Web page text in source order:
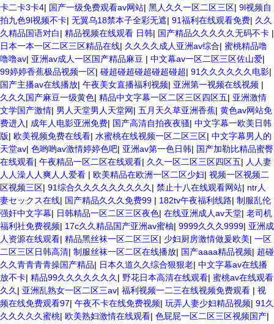
卡二卡3卡4| 国产一级免费观看av网站| 黑人久久一区二区三区| 9l视频自
拍九色9l视频不卡| 无翼乌18禁本子全彩无遮| 91福利在线观看免费| 久久
久精品国语对白| 精品视频在线观看 日韩| 国产精品久久久久久无码不卡 |
日本一本一区二区三区精品在线| 久久久久成人亚洲av综合| 蜜桃精品噜
噜噜av| 亚洲av成人一区国产精品麻豆 | 中文幕av一区二区三区佐山爱|
99婷婷香蕉极品视频一区| 碰超碰超碰超碰超碰超| 91久久久久久久电影|
国产主播av在线播放| 午夜美女直播福利视频| 亚洲第一视频在线视频 |
久久久国产麻豆一级黄色| 精品中文字幕一区二区三区四区五| 亚洲激情
文学国产激情| 男人天堂男人天堂网| 五月天久草亚洲香蕉| 黄色av网站免
费进入 | 成年人电影亚洲免费| 国产高清自拍夜夜骚| 中文字幕一欧美日韩
版| 欧美视频免费在线看| 水蜜桃在线视频一区二区三区| 中文字幕男人的
天堂av| 色哟哟av激情婷婷色吧| 亚洲av第一色日韩| 国产加勒比精品蜜臀
在线观看| 午夜精品一区二区在线观看| 久久一区二区三区四区五| 人人妻
人人澡人人爽人人爱看 | 欧美精品在欧洲一区二区少妇| 视频一区视频二
区视频三区| 91综合久久久久久久久久久 | 禁止十八在线观看网站| ntr人
妻セックス在线| 国产精品久久久免费99 | 182tv午夜福利线路| 制服乱伦
强奸中文字幕| 日韩精品一区二区三区夜色| 在线亚洲成人av天堂| 老司机
福利社免费视频| 17c久久精品国产亚洲av蜜柚| 9999久久久9999| 亚洲成
人资源在线观看| 精品黑丝袜一区二区三区| 少妇厨房激情做爰欧美| 一区
二区三区日韩高清| 制服丝袜一区二区在线播放| 国产aaaa精品视频| 超碰
久久青青青青操国产精品| 日本久道久久综合狠狠老| 中文字幕av在线播
放不卡| 精品99久久久久久久久 | 野花日本高清在线观看| 蜜桃av在线观看
久久 | 亚洲乱熟女一区二区三av| 福利视频一二三在线视频免费观看 | 视
频在线免费观看97| 午夜不卡在线免费视频| 玩弄人妻少妇精品视频| 91久
久久久久久蜜桃| 欧美熟妇激情在线观看| 色屁屁一区二区三区视频国产|